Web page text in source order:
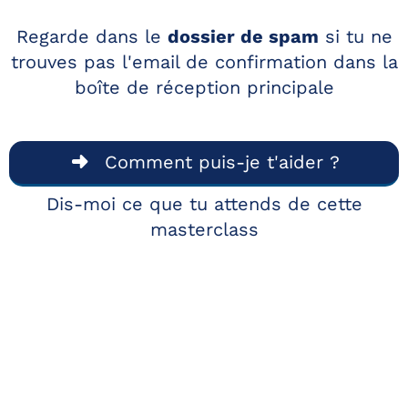
Regarde dans le dossier de spam si tu ne
trouves pas l'email de confirmation dans la
boîte de réception principale
Comment puis-je t'aider ?
Dis-moi ce que tu attends de cette
masterclass